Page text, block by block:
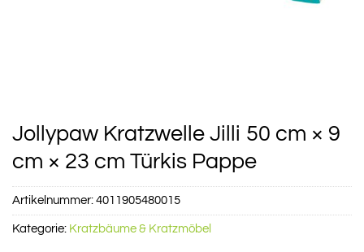
Jollypaw Kratzwelle Jilli 50 cm × 9
cm × 23 cm Türkis Pappe
Artikelnummer: 4011905480015
Kategorie: Kratzbäume & Kratzmöbel